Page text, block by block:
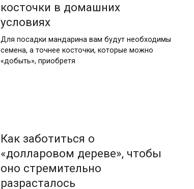
косточки в домашних
условиях
Для посадки мандарина вам будут необходимы
семена, а точнее косточки, которые можно
«добыть», приобретя
Как заботиться о
«долларовом дереве», чтобы
оно стремительно
разрасталось